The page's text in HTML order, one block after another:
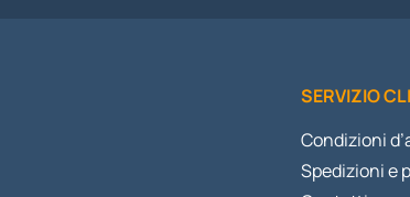
SERVIZIO
Condizioni
Spedizioni e